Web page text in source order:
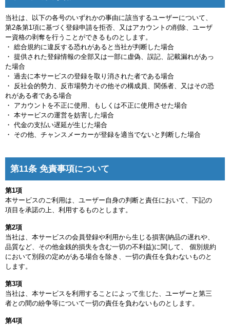
当社は、以下の各号のいずれかの事由に該当するユーザーについて、
第2条第1項に基づく登録申請を拒否、又はアカウントの削除、ユーザ
ー資格の剥奪を行うことができるものとします。
・ 総合規約に違反する恐れがあると当社が判断した場合
・ 提供された登録情報の全部又は一部に虚偽、誤記、記載漏れがあっ
た場合
・ 過去に本サービスの登録を取り消された者である場合
・ 反社会的勢力、反市場勢力その他その構成員、関係者、又はその恐
れがある者である場合
・ アカウントを不正に使用、もしくは不正に使用させた場合
・ 本サービスの運営を妨害した場合
・ 代金の支払い遅延が生じた場合
・ その他、チャンスメーカーが登録を適当でないと判断した場合
第11条 免責事項について
第1項
本サービスのご利用は、ユーザー自身の判断と責任において、下記の
項目を承諾の上、利用するものとします。
第2項
当社は、本サービスの会員登録や利用から生じる損害(納品の遅れや、
品質など、その他金銭的損失を含む一切の不利益)に関して、 個別規約
において別段の定めがある場合を除き、一切の責任を負わないものと
します。
第3項
当社は、本サービスを利用することによって生じた、ユーザーと第三
者との間の紛争等について一切の責任を負わないものとします。
第4項